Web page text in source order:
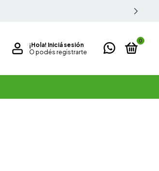
¡Hola! Iniciá sesión
O podés registrarte
0